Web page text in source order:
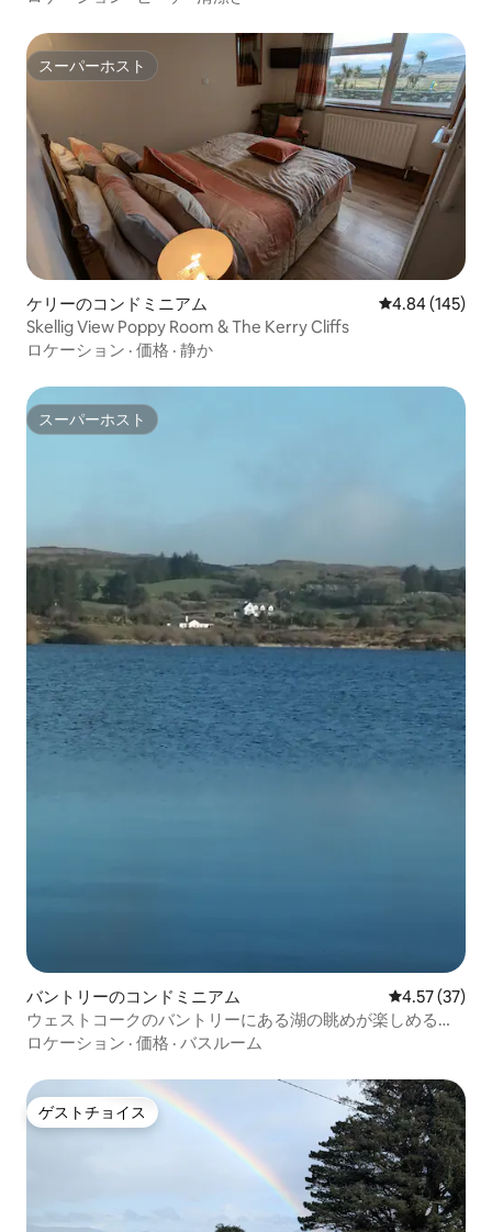
スーパーホスト
スーパーホスト
ケリーのコンドミニアム レビュー145
4.84 (145)
Skellig View Poppy Room & The Kerry Cliffs
ロケーション · 価格 · 静か
スーパーホスト
スーパーホスト
バントリーのコンドミニアム レビュー37
4.57 (37)
ウェストコークのバントリーにある湖の眺めが楽しめるア
パート。
ロケーション · 価格 · バスルーム
ゲストチョイス
ゲストチョイス